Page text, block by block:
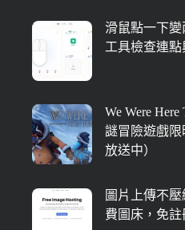
滑鼠點一下
工具檢查連
We Were
謎冒險遊戲限
放送中）
圖片上傳不
費圖床，免